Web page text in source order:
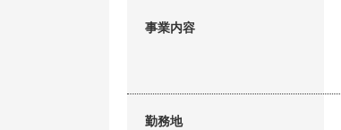
事業内容
勤務地